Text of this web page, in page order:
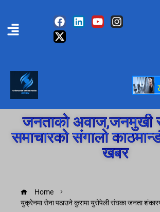
जनताको अवाज,जनमुखी
समाचारको संगालो
खबर
Home
युक्रेनमा सेना पठाउने कुरामा युरोपेली संघका जनता